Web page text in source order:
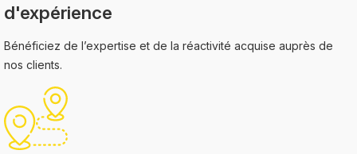
d'expérience
Bénéficiez de l’expertise et de la réactivité acquise auprès de
nos clients.